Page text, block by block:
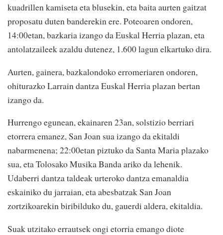
kuadrillen kamiseta eta blusekin, eta baita aurten gaitzat
proposatu duten banderekin ere. Poteoaren ondoren,
14:00etan, bazkaria izango da Euskal Herria plazan, eta
antolatzaileek azaldu dutenez, 1.600 lagun elkartuko dira.
Aurten, gainera, bazkalondoko erromeriaren ondoren,
ohiturazko Larrain dantza Euskal Herria plazan bertan
izango da.
Hurrengo egunean, ekainaren 23an, solstizio berriari
etorrera emanez, San Joan sua izango da ekitaldi
nabarmenena; 22:00etan piztuko da Santa Maria plazako
sua, eta Tolosako Musika Banda ariko da lehenik.
Udaberri dantza taldeak urteroko dantza emanaldia
eskainiko du jarraian, eta abesbatzak San Joan
zortzikoarekin biribilduko du, gauerdi aldera, ekitaldia.
Suak utzitako errautsek ongi etorria emango diote